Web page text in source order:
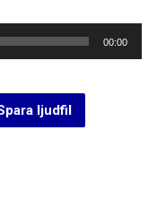
00:00
ljudfil